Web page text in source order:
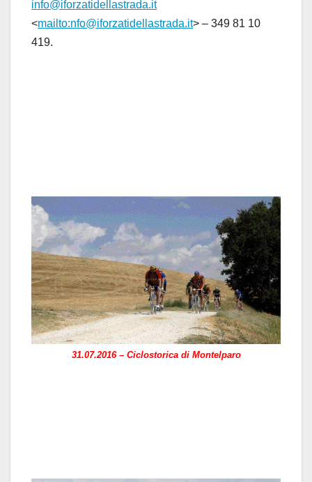
info@iforzatidellastrada.it
<mailto:nfo@iforzatidellastrada.it> – 349 81 10
419.
31.07.2016 – Ciclostorica di Montelparo